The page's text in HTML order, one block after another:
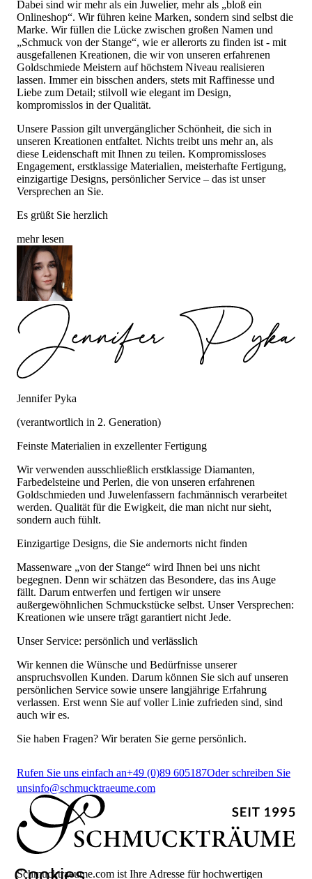
Dabei sind wir mehr als ein Juwelier, mehr als „bloß ein
Onlineshop“. Wir führen keine Marken, sondern sind selbst die
Marke. Wir füllen die Lücke zwischen großen Namen und
„Schmuck von der Stange“, wie er allerorts zu finden ist - mit
ausgefallenen Kreationen, die wir von unseren erfahrenen
Goldschmiede Meistern auf höchstem Niveau realisieren
lassen. Immer ein bisschen anders, stets mit Raffinesse und
Liebe zum Detail; stilvoll wie elegant im Design,
kompromisslos in der Qualität.
Unsere Passion gilt unvergänglicher Schönheit, die sich in
unseren Kreationen entfaltet. Nichts treibt uns mehr an, als
diese Leidenschaft mit Ihnen zu teilen. Kompromissloses
Engagement, erstklassige Materialien, meisterhafte Fertigung,
einzigartige Designs, persönlicher Service – das ist unser
Versprechen an Sie.
Es grüßt Sie herzlich
mehr lesen
Jennifer Pyka
(verantwortlich in 2. Generation)
Feinste Materialien in exzellenter Fertigung
Wir verwenden ausschließlich erstklassige Diamanten,
Farbedelsteine und Perlen, die von unseren erfahrenen
Goldschmieden und Juwelenfassern fachmännisch verarbeitet
werden. Qualität für die Ewigkeit, die man nicht nur sieht,
sondern auch fühlt.
Einzigartige Designs, die Sie andernorts nicht finden
Massenware „von der Stange“ wird Ihnen bei uns nicht
begegnen. Denn wir schätzen das Besondere, das ins Auge
fällt. Darum entwerfen und fertigen wir unsere
außergewöhnlichen Schmuckstücke selbst. Unser Versprechen:
Kreationen wie unsere trägt garantiert nicht Jede.
Unser Service: persönlich und verlässlich
Wir kennen die Wünsche und Bedürfnisse unserer
anspruchsvollen Kunden. Darum können Sie sich auf unseren
persönlichen Service sowie unsere langjährige Erfahrung
verlassen. Erst wenn Sie auf voller Linie zufrieden sind, sind
auch wir es.
Sie haben Fragen? Wir beraten Sie gerne persönlich.
Rufen Sie uns einfach an+49 (0)89 605187Oder schreiben Sie
unsinfo@schmucktraeume.com
Schmucktraeume.com ist Ihre Adresse für hochwertigen